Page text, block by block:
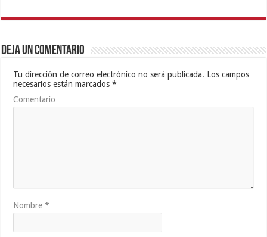
Deja un comentario
Tu dirección de correo electrónico no será publicada. Los campos
necesarios están marcados*
Comentario
Nombre*